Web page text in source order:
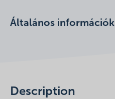
Általános információk
Description